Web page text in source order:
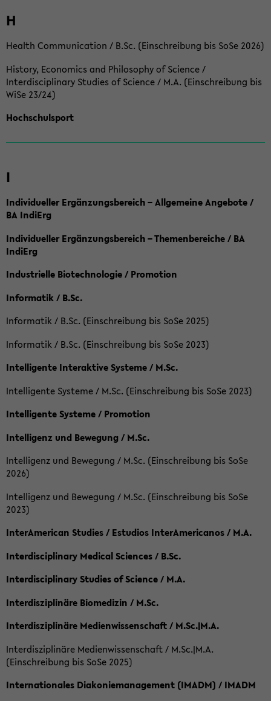
H
Health Communication / B.Sc. (Einschreibung bis SoSe 2026)
History, Economics and Philosophy of Science /
Interdisciplinary Studies of Science / M.A. (Einschreibung bis
WiSe 23/24)
Hochschulsport
I
Individueller Ergänzungsbereich – Allgemeine Angebote /
BA IndiErg
Individueller Ergänzungsbereich – Themenbereiche / BA
IndiErg
Industrielle Biotechnologie / Promotion
Informatik / B.Sc.
Informatik / B.Sc. (Einschreibung bis SoSe 2025)
Informatik / B.Sc. (Einschreibung bis SoSe 2023)
Intelligente Interaktive Systeme / M.Sc.
Intelligente Systeme / M.Sc. (Einschreibung bis SoSe 2023)
Intelligente Systeme / Promotion
Intelligenz und Bewegung / M.Sc.
Intelligenz und Bewegung / M.Sc. (Einschreibung bis SoSe
2026)
Intelligenz und Bewegung / M.Sc. (Einschreibung bis SoSe
2023)
InterAmerican Studies / Estudios InterAmericanos / M.A.
Interdisciplinary Medical Sciences / B.Sc.
Interdisciplinary Studies of Science / M.A.
Interdisziplinäre Biomedizin / M.Sc.
Interdisziplinäre Medienwissenschaft / M.Sc.|M.A.
Interdisziplinäre Medienwissenschaft / M.Sc.|M.A.
(Einschreibung bis SoSe 2025)
Internationales Diakoniemanagement (IMADM) / IMADM